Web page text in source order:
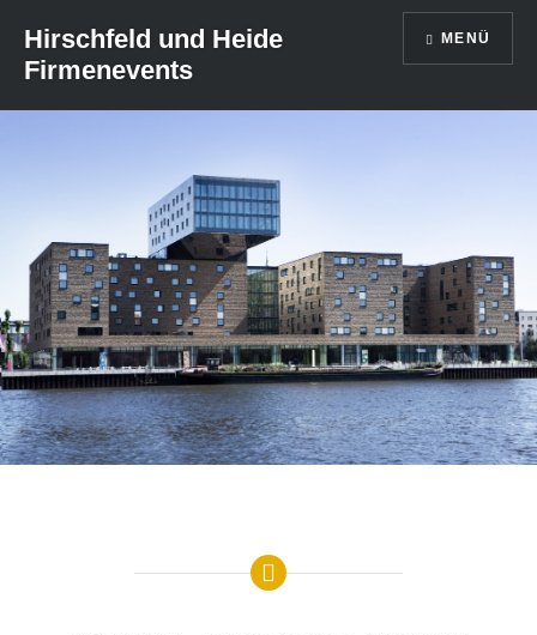
zum
Inhalt
Hirschfeld und Heide
Firmenevents
MENÜ